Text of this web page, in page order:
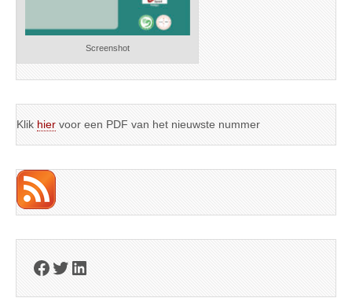
Screenshot
Klik hier voor een PDF van het nieuwste nummer
Facebook
Twitter
LinkedIn